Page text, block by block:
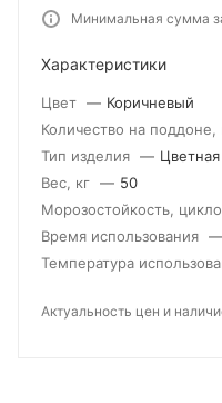
Минимальная сумма
Характеристики
Цвет — Коричневый
Количество на поддоне,
Тип изделия —
Вес, кг — 50
Морозостойкость,
Время использования —
Температура
Актуальность цен и